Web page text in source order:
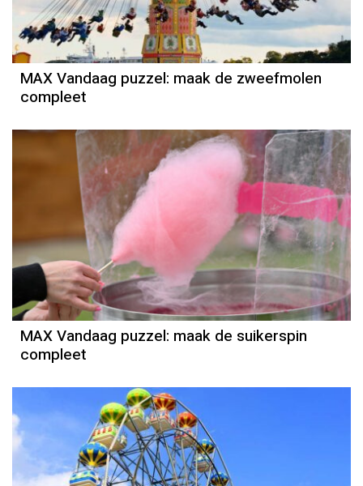
MAX Vandaag puzzel: maak de zweefmolen
compleet
MAX Vandaag puzzel: maak de suikerspin
compleet